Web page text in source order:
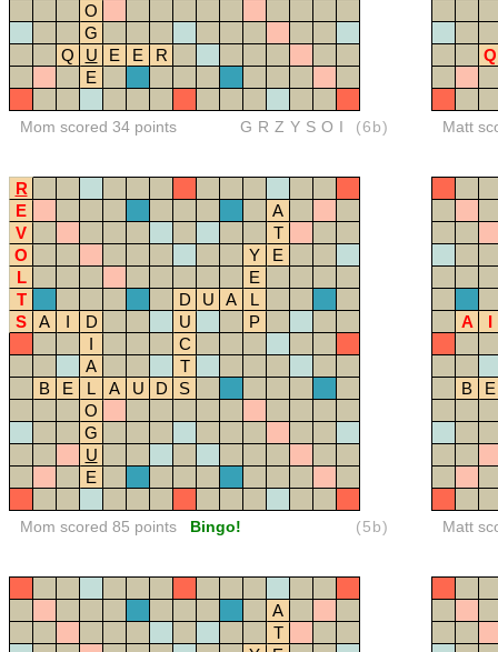
O
G
Q
U E E
R
E
Mom scored 34 points GRZYSOI (6b)
Q
Matt
R
E
A
V
T
O
Y
E
L
E
T
D U A
L
S
A I D U
P
I
C
A
T
B
E L A U D
S
O
G
U
E
Mom scored 85 points Bingo! (5b)
A I
B E
Matt
A
T